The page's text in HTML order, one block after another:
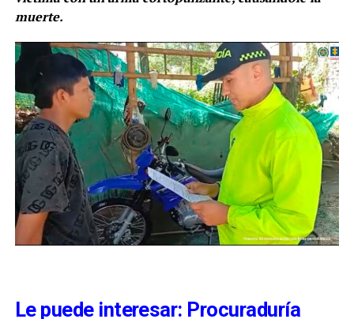
muerte.
Le puede interesar: Procuraduría